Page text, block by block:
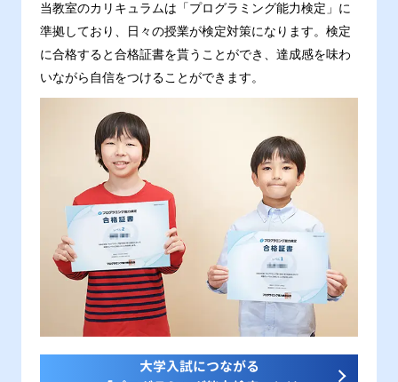
当教室のカリキュラムは「プログラミング能力検定」に
準拠しており、日々の授業が検定対策になります。検定
に合格すると合格証書を貰うことができ、達成感を味わ
いながら自信をつけることができます。
大学入試につながる